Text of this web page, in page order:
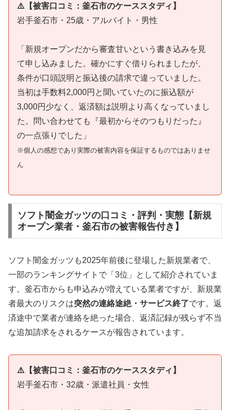
⚠️【被害口コミ：釜石市のケーススタディ】
岩手釜石市・25歳・アルバイト・男性
「新規オープンだから審査甘いという書き込みを見
て申し込みました。確かにすぐ借りられましたが、
条件が口頭説明と振込後の請求で違っていました。
当初は手数料2,000円と聞いていたのに振込額が
3,000円少なく、返済額は説明より高くなっていまし
た。問い合わせても『最初からそのつもりだった』
の一点張りでした」
※個人の感想であり実際の被害内容を保証するものではありませ
ん
ソフト闇金ガッツの口コミ・評判・実態【新規
オープン業者・釜石市の被害報告付き】
ソフト闇金ガッツも2025年前後に登場した新規業者で、
一部のランキングサイトで「3位」として紹介されていま
す。釜石市からも申込みが増えている業者ですが、新規業
者最大のリスクは突然の連絡途絶・サービス終了です。返
済途中で業者が連絡を絶った場合、返済記録が残らず不当
な追加請求をされるケースが報告されています。
⚠️【被害口コミ：釜石市のケーススタディ】
岩手釜石市・32歳・派遣社員・女性